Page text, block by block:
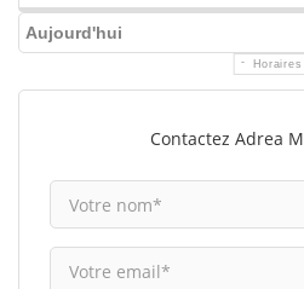
Aujourd'hui
Horaires
Contactez Adrea